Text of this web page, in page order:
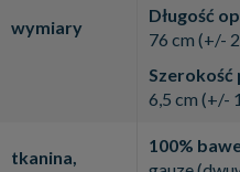
wymiary
Długość
76 cm (+/-
Szerokość
6,5 cm (+/-
tkanina,
100%